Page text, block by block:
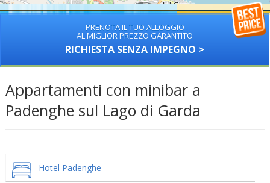
PRENOTA IL TUO ALLOGGIO
AL MIGLIOR PREZZO GARANTITO
RICHIESTA SENZA IMPEGNO >
Appartamenti con minibar a
Padenghe sul Lago di Garda
Hotel Padenghe